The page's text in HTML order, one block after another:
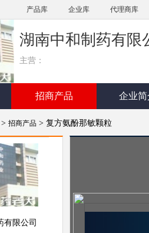
产品库 企业库 代理商库
湖南中和制药有限
主营：
招商产品 企业简
> 招商产品 > 复方氨酚那敏颗粒
有限公司